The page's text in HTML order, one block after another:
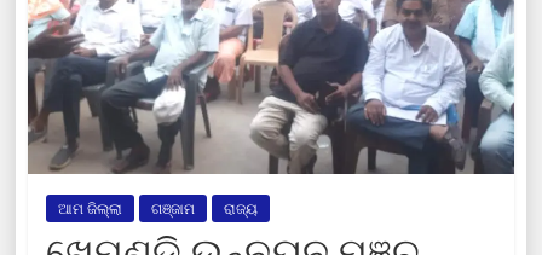
ଆମ ଜିଲ୍ଲା ଗଞ୍ଜାମ ରାଜ୍ୟ